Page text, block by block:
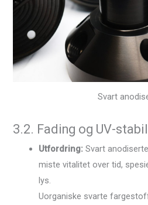
Svart
3.2. Fading og UV-
Utfordring: Svart
miste vitalitet over tid,
lys.
Uorganiske svarte